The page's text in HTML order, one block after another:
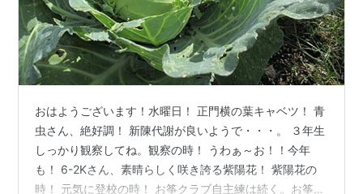
おはようございます！水曜日！ 正門横の葉キャベツ！ 青
虫さん、絶好調！ 新陳代謝が良いようで・・・。 ３年生
しっかり観察してね。観察の時！ うわぁ～お！！今年
も！ 6-2Kさん、素晴らしく咲き誇る紫陽花！ 紫陽花の
時！ 元気に登校の時！ お筝クラブ自主練は続く。お筝の